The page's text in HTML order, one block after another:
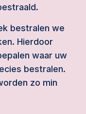
bestralen we
Hierdoor
waar uw
bestralen.
zo min